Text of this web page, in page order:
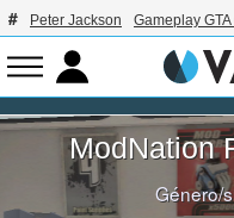
Peter Jackson Gameplay GTA
ModNation
Género/